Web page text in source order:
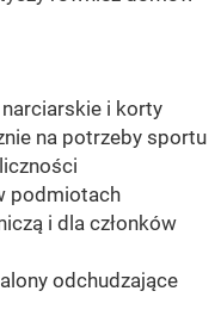
i korty
na potrzeby sportu
podmiotach
i dla członków
odchudzające